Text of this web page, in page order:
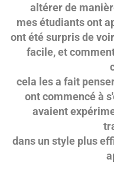
altérer de
mes étudiants ont
ont été surpris de
facile, et
cela les a fait
ont commencé à
avaient
dans un style plus